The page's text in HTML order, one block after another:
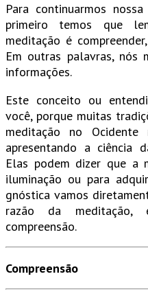
Para continuarmos
primeiro temos que
meditação é
Em outras palavras, nós
informações.
Este conceito ou
você, porque muitas
meditação no Ocidente
apresentando a ciência
Elas podem dizer que a
iluminação ou para
gnóstica vamos
razão da
compreensão.
Compreensão